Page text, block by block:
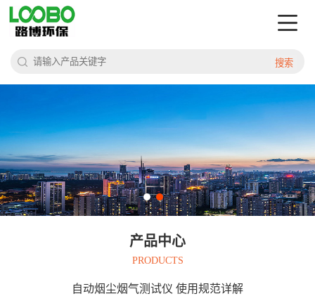
搜索
产品中心
PRODUCTS
自动烟尘烟气测试仪 使用规范详解